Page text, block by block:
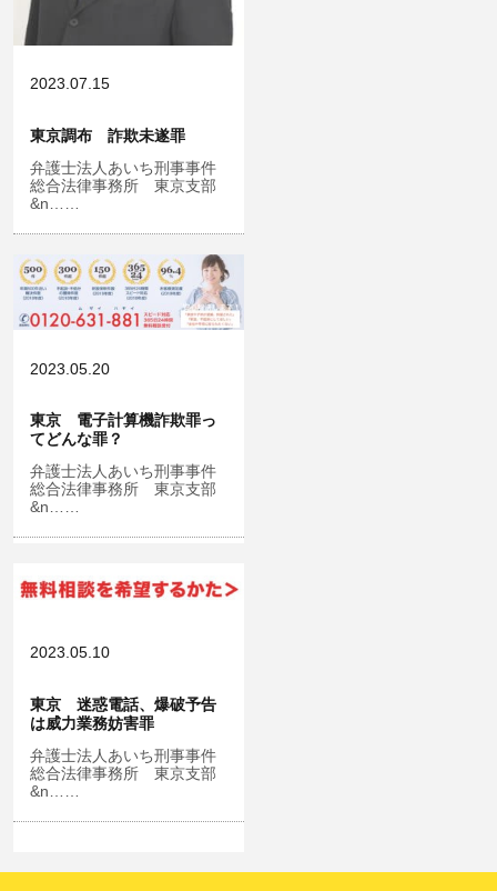
2023.07.15
東京調布 詐欺未遂罪
弁護士法人あいち刑事事件
総合法律事務所 東京支部
&n……
2023.05.20
東京 電子計算機詐欺罪っ
てどんな罪？
弁護士法人あいち刑事事件
総合法律事務所 東京支部
&n……
2023.05.10
東京 迷惑電話、爆破予告
は威力業務妨害罪
弁護士法人あいち刑事事件
総合法律事務所 東京支部
&n……